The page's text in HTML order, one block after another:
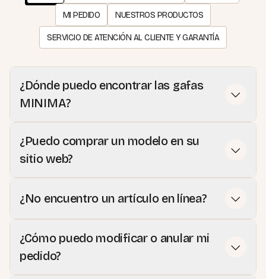
MI PEDIDO NUESTROS PRODUCTOS
SERVICIO DE ATENCIÓN AL CLIENTE Y GARANTÍA
¿Dónde puedo encontrar las gafas
MINIMA?
¿Puedo comprar un modelo en su
sitio web?
¿No encuentro un artículo en línea?
¿Cómo puedo modificar o anular mi
pedido?